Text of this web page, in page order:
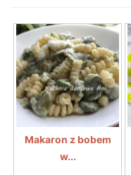
Makaron z bobem
w...